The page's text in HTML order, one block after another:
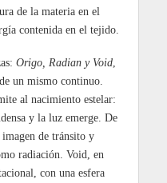
de la materia en el
contenida en el tejido.
Origo, Radian y Void,
un mismo continuo.
al nacimiento estelar:
y la luz emerge. De
de tránsito y
radiación. Void, en
con una esfera